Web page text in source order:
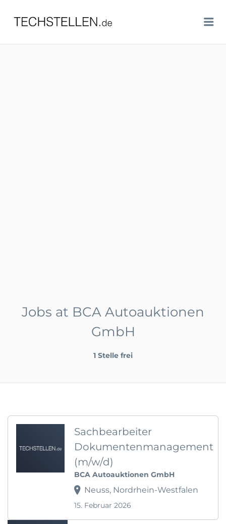
TECHSTELLEN.DE
Jobs at BCA Autoauktionen
GmbH
1 Stelle frei
Sachbearbeiter
Dokumentenmanagement
(m/w/d)
BCA Autoauktionen GmbH
Neuss, Nordrhein-Westfalen
15. Februar 2026